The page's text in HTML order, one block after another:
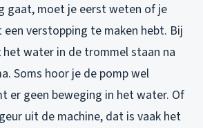
gaat, moet je eerst weten of je
verstopping te maken hebt. Bij
water in de trommel staan na
Soms hoor je de pomp wel
er geen beweging in het water. Of
uit de machine, dat is vaak het